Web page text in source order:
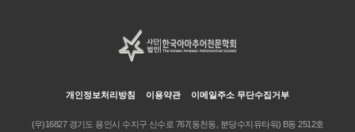
개인정보처리방침 이용약관 이메일주소 무단수집거부
(우)16827 경기도 용인시 수지구 신수로 767(동천동, 분당수지유타워) B동 2512호